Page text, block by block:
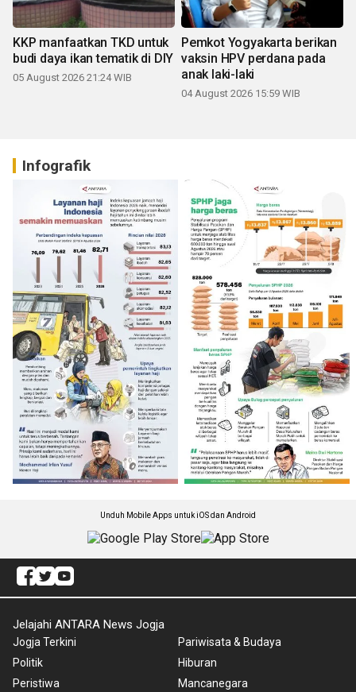
KKP manfaatkan TKD untuk
budi daya ikan tematik di DIY
05 August 2026 21:24 WIB
Pemkot Yogyakarta berikan
vaksin HPV perdana pada
anak laki-laki
04 August 2026 15:59 WIB
Infografik
Unduh Mobile Apps untuk iOS dan Android
Jelajahi ANTARA News Jogja
Jogja Terkini
Politik
Peristiwa
Pariwisata & Budaya
Hiburan
Mancanegara